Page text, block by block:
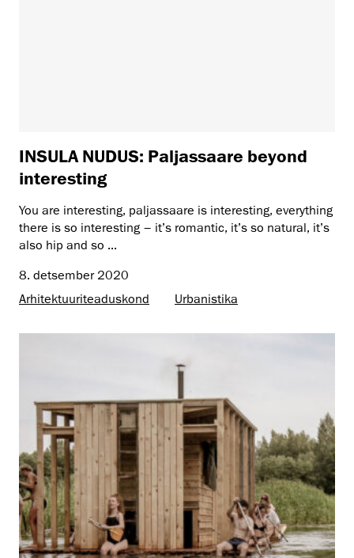
INSULA NUDUS: Paljassaare beyond
interesting
You are interesting, paljassaare is interesting, everything
there is so interesting – it’s romantic, it’s so natural, it’s
also hip and so ...
8. detsember 2020
Arhitektuuri­teaduskond
Urbanistika